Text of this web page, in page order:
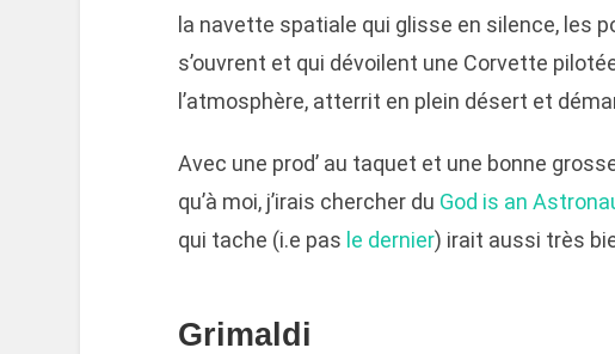
la navette spatiale qui glisse en silence, les
s’ouvrent et qui dévoilent une Corvette
l’atmosphère, atterrit en plein désert et
Avec une prod’ au taquet et une bonne
qu’à moi, j’irais chercher du God is an
qui tache (i.e pas le dernier) irait aussi très
Grimaldi